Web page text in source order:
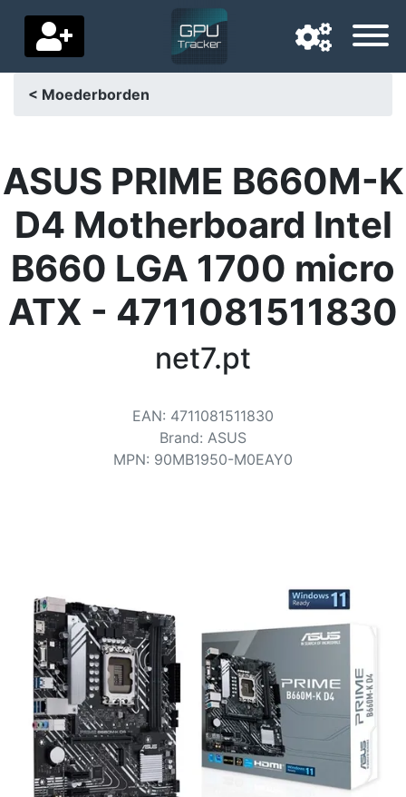
Favoriete bezorgland
Startpagina
Prijs daalt
Instellingen
Steun ons
Neem contact met ons op
Categorieën
< Moederborden
ASUS PRIME B660M-K
D4 Motherboard Intel
B660 LGA 1700 micro
ATX - 4711081511830
net7.pt
EAN: 4711081511830
Brand: ASUS
MPN: 90MB1950-M0EAY0